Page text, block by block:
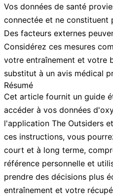
Vos données de santé
connectée et ne constituent
Des facteurs externes
Considérez ces mesures
votre entraînement et votre
substitut à un avis médical
Résumé
Cet article fournit un guide
accéder à vos données
l'application The Outsiders
ces instructions, vous
court et à long terme,
référence personnelle et
prendre des décisions plus
entraînement et votre